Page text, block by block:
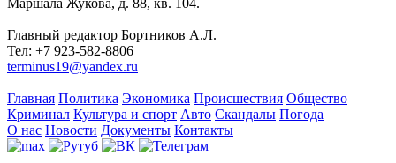
Маршала Жукова, д. 88, кв. 104.
Главный редактор Бортников А.Л.
Тел: +7 923-582-8806
terminus19@yandex.ru
Главная Политика Экономика Происшествия Общество
Криминал Культура и спорт Авто Скандалы Погода
О нас Новости Документы Контакты